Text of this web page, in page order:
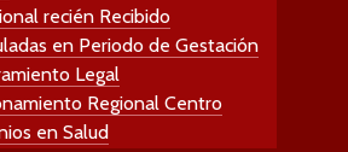
recién Recibido
en Periodo de Gestación
Legal
Regional Centro
en Salud
y Charlas
Mendocina
y Extensión
institucional